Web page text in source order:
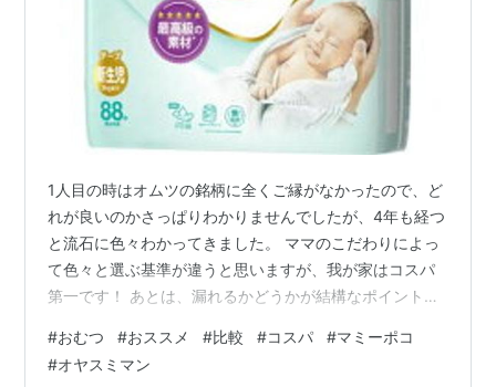
1人目の時はオムツの銘柄に全くご縁がなかったので、ど
れが良いのかさっぱりわかりませんでしたが、4年も経つ
と流石に色々わかってきました。 ママのこだわりによっ
て色々と選ぶ基準が違うと思いますが、我が家はコスパ
第一です！ あとは、漏れるかどうかが結構なポイントで
たりするだけで横漏れが… 女の子の場合は殆ど漏れは問
題になりませんでした(^^;) ≪広告≫ パンパース おむつ
#おむつ #おススメ #比較 #コスパ #マミーポコ
#オヤスミマン